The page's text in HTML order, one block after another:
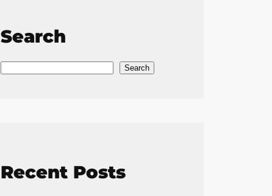
Search
S
h
Search
Recent Posts